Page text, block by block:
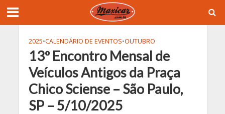
2025•CALENDÁRIO DE EVENTOS•OUTUBRO
13º Encontro Mensal de
Veículos Antigos da Praça
Chico Sciense – São Paulo,
SP – 5/10/2025